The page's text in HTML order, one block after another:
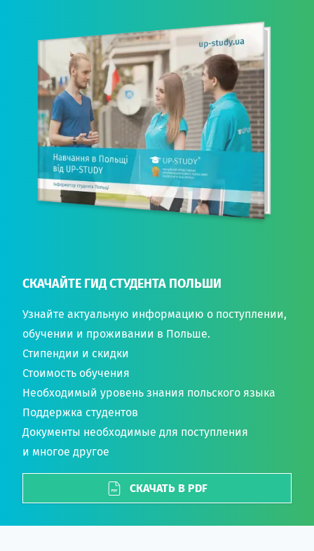
СКАЧАЙТЕ ГИД СТУДЕНТА ПОЛЬШИ
Узнайте актуальную информацию о поступлении,
обучении и проживании в Польше.
Стипендии и скидки
Стоимость обучения
Необходимый уровень знания польского языка
Поддержка студентов
Документы необходимые для поступления
и многое другое
СКАЧАТЬ В PDF